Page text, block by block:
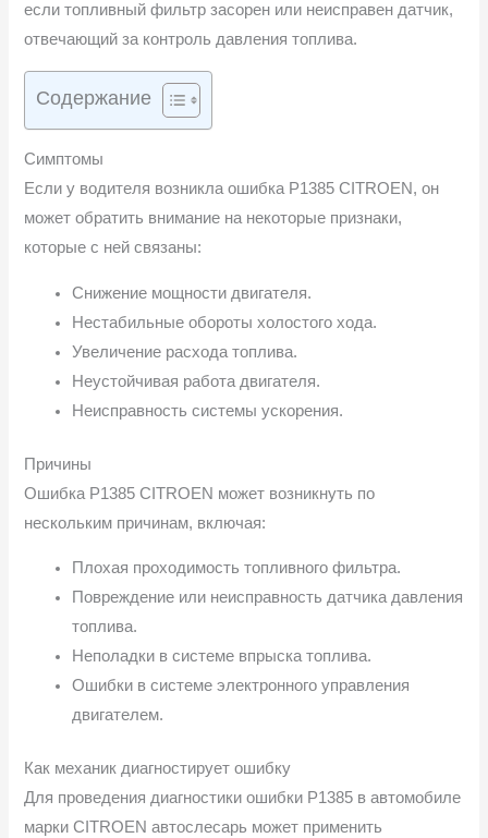
если топливный фильтр засорен или неисправен датчик,
отвечающий за контроль давления топлива.
Содержание
Симптомы
Если у водителя возникла ошибка P1385 CITROEN, он
может обратить внимание на некоторые признаки,
которые с ней связаны:
Снижение мощности двигателя.
Нестабильные обороты холостого хода.
Увеличение расхода топлива.
Неустойчивая работа двигателя.
Неисправность системы ускорения.
Причины
Ошибка P1385 CITROEN может возникнуть по
нескольким причинам, включая:
Плохая проходимость топливного фильтра.
Повреждение или неисправность датчика давления
топлива.
Неполадки в системе впрыска топлива.
Ошибки в системе электронного управления
двигателем.
Как механик диагностирует ошибку
Для проведения диагностики ошибки P1385 в автомобиле
марки CITROEN автослесарь может применить